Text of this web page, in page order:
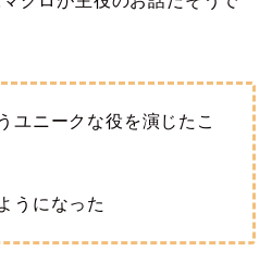
ユニークな役を演じたこ
うになった